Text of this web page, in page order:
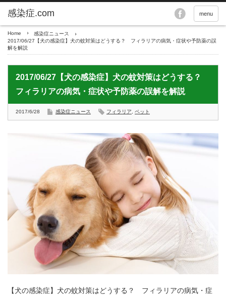
menu
Home
感染症ニュース
2017/06/27【犬の感染症】犬の蚊対策はどうする？ フィラリアの病気・症状や予防薬の誤
解を解説
2017/06/27【犬の感染症】犬の蚊対策はどうする？
フィラリアの病気・症状や予防薬の誤解を解説
2017/6/28 感染症ニュース フィラリア ペット
【犬の感染症】犬の蚊対策はどうする？ フィラリアの病気・症